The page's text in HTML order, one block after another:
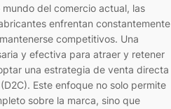
mundo del comercio actual, las
enfrentan constantemente
competitivos. Una
y efectiva para atraer y retener
una estrategia de venta directa
Este enfoque no solo permite
sobre la marca, sino que